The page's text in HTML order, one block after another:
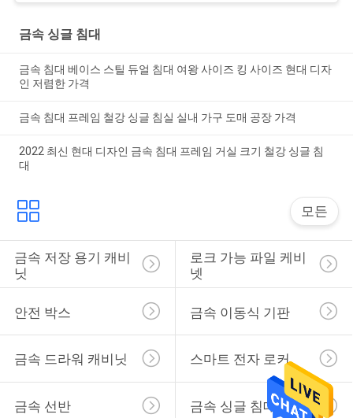
금속 싱글 침대
금속 침대 베이스 스틸 듀얼 침대 여왕 사이즈 킹 사이즈 현대 디자
인 저렴한 가격
금속 침대 프레임 철강 싱글 침실 실내 가구 도매 공장 가격
2022 최신 현대 디자인 금속 침대 프레임 거실 크기 철강 싱글 침
대
모든
금속 저장 용기 캐비
닛
로크 가능 파일 케비
넷
안전 박스 금속 이동식 기판
금속 드라워 캐비닛 스마트 전자 로커
금속 선반 금속 싱글 침대